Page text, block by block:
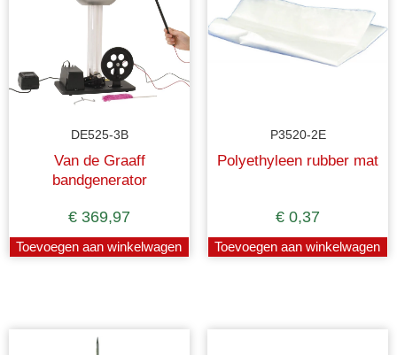
DE525-3B
Van de Graaff
bandgenerator
€ 369,97
Toevoegen aan winkelwagen
P3520-2E
Polyethyleen rubber mat
€ 0,37
Toevoegen aan winkelwagen